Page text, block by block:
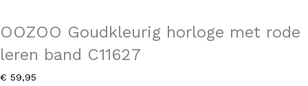
OOZOO Goudkleurig horloge met rode
leren band C11627
€ 59,95